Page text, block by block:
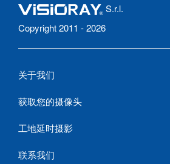
S.r.l.
Copyright 2011 - 2026
关于我们
获取您的摄像头
工地延时摄影
联系我们